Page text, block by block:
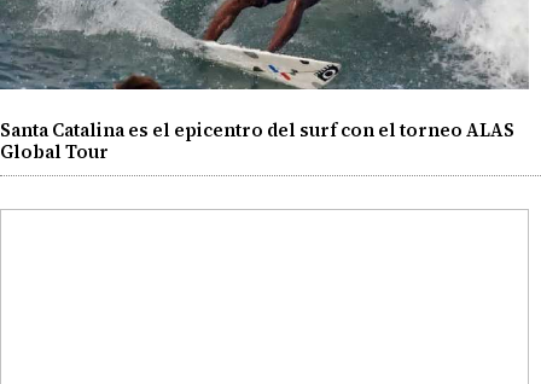
Santa Catalina es el epicentro del surf con el torneo ALAS
Global Tour